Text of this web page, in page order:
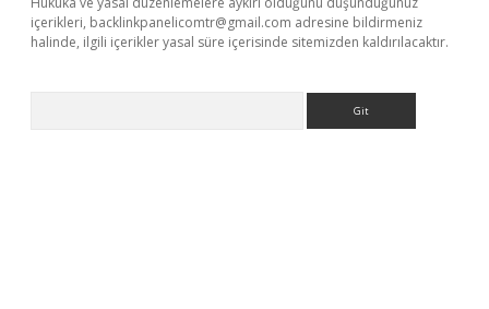
içerikleri, backlinkpanelicomtr@gmail.com adresine bildirmeniz
halinde, ilgili içerikler yasal süre içerisinde sitemizden kaldırılacaktır.